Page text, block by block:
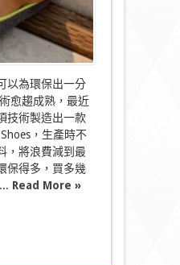
以為環保出一分
愈趨成熟，最近
技術製造出一款
，生產時不
，將浪費減到最
保得多，買多幾
Read More »